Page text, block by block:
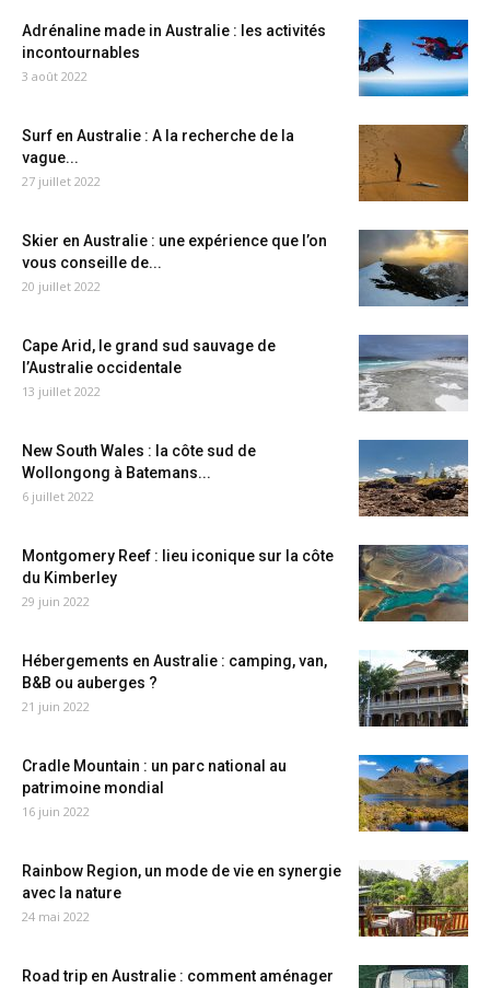
Adrénaline made in Australie : les activités
incontournables
3 août 2022
Surf en Australie : A la recherche de la
vague...
27 juillet 2022
Skier en Australie : une expérience que l’on
vous conseille de...
20 juillet 2022
Cape Arid, le grand sud sauvage de
l’Australie occidentale
13 juillet 2022
New South Wales : la côte sud de
Wollongong à Batemans...
6 juillet 2022
Montgomery Reef : lieu iconique sur la côte
du Kimberley
29 juin 2022
Hébergements en Australie : camping, van,
B&B ou auberges ?
21 juin 2022
Cradle Mountain : un parc national au
patrimoine mondial
16 juin 2022
Rainbow Region, un mode de vie en synergie
avec la nature
24 mai 2022
Road trip en Australie : comment aménager